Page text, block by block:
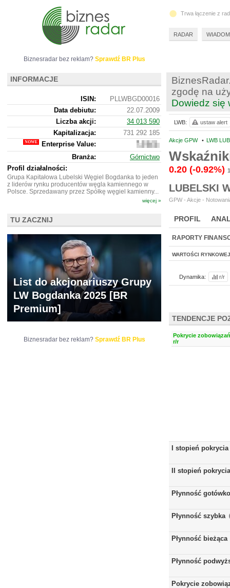
zgodę na
Dowiedz się
Akcje GPW • LWB
0.20 (-0.92%)
LUBELSKI
GPW - Akcje -
PROFIL
WYCENA BR
RAPORTY
WARTOŚCI RYNKOWEJ
Dynamika: r/r
TENDENCJE
Pokrycie
r/r
I stopień pokrycia
II stopień pokrycia
Płynność
Płynność szybka
Płynność bieżąca
Płynność
Pokrycie
LWB: ustaw alert
Biznesradar bez reklam? Sprawdź BR Plus
INFORMACJE
ISIN:
PLLWBGD00016
Data debiutu:
22.07.2009
Liczba akcji:
34 013 590
Kapitalizacja:
731 292 185
Enterprise Value:
290
191
185
Branża:
Górnictwo
Profil działalności:
Grupa Kapitałowa Lubelski Węgiel Bogdanka to jeden
z liderów rynku producentów węgla kamiennego w
Polsce. Sprzedawany przez Spółkę węgiel kamienny...
więcej »
TU ZACZNIJ
List do akcjonariuszy Grupy
LW Bogdanka 2025 [BR
Premium]
Biznesradar bez reklam? Sprawdź BR Plus
Trwa łączenie z
RADAR